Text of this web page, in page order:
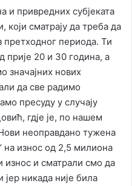
и привредних субјеката
сматрају да треба да
периода. Ти
прије 20 и 30 година, а
значајних нових
да све радимо
пресуду у случају
гдје је, по нашем
неоправдано тужена
на износ од 2,5 милиона
износ и сматрали смо да
никада није била